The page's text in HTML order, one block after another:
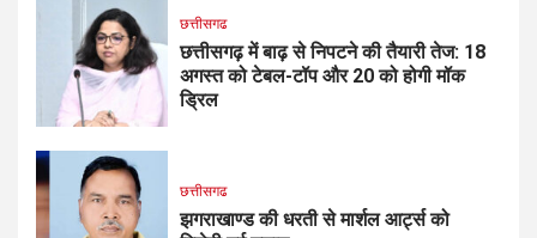
छत्तीसगढ
छत्तीसगढ़ में बाढ़ से निपटने की तैयारी तेज: 18
अगस्त को टेबल-टॉप और 20 को होगी मॉक
ड्रिल
छत्तीसगढ
झगराखाण्ड की धरती से मार्शल आर्ट्स को